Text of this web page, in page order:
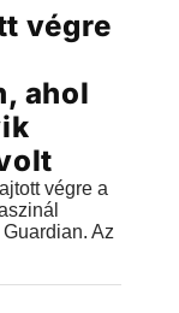
végre
ahol
végre a
Az